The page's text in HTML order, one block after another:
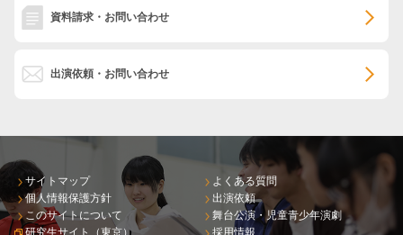
資料請求・お問い合わせ
出演依頼・お問い合わせ
サイトマップ
個人情報保護方針
このサイトについて
よくある質問
出演依頼
舞台公演・児童青少年演劇